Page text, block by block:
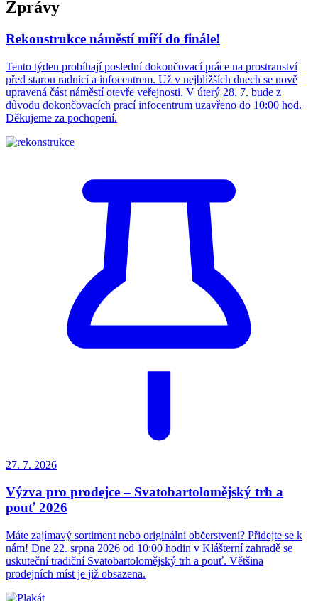
Zprávy
Rekonstrukce náměstí míří do finále!
Tento týden probíhají poslední dokončovací práce na prostranství
před starou radnicí a infocentrem. Už v nejbližších dnech se nově
upravená část náměstí otevře veřejnosti. V úterý 28. 7. bude z
důvodu dokončovacích prací infocentrum uzavřeno do 10:00 hod.
Děkujeme za pochopení.
27. 7. 2026
Výzva pro prodejce – Svatobartolomějský trh a
pouť 2026
Máte zajímavý sortiment nebo originální občerstvení? Přidejte se k
nám! Dne 22. srpna 2026 od 10:00 hodin v Klášterní zahradě se
uskuteční tradiční Svatobartolomějský trh a pouť. Většina
prodejních míst je již obsazena.